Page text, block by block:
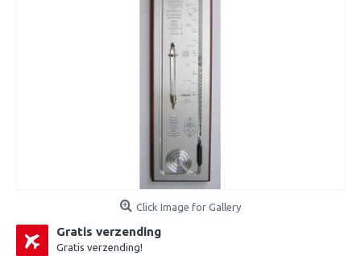
Click Image for Gallery
Gratis verzending
Gratis verzending!